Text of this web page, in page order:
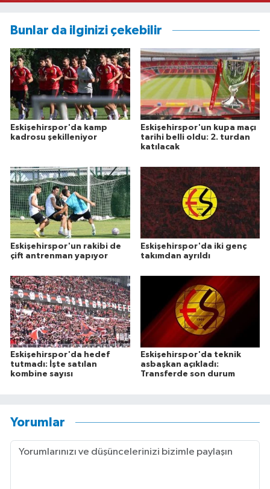
Bunlar da ilginizi çekebilir
Eskişehirspor'da kamp
kadrosu şekilleniyor
Eskişehirspor'un kupa maçı
tarihi belli oldu: 2. turdan
katılacak
Eskişehirspor'un rakibi de
çift antrenman yapıyor
Eskişehirspor'da iki genç
takımdan ayrıldı
Eskişehirspor'da hedef
tutmadı: İşte satılan
kombine sayısı
Eskişehirspor'da teknik
asbaşkan açıkladı:
Transferde son durum
Yorumlar